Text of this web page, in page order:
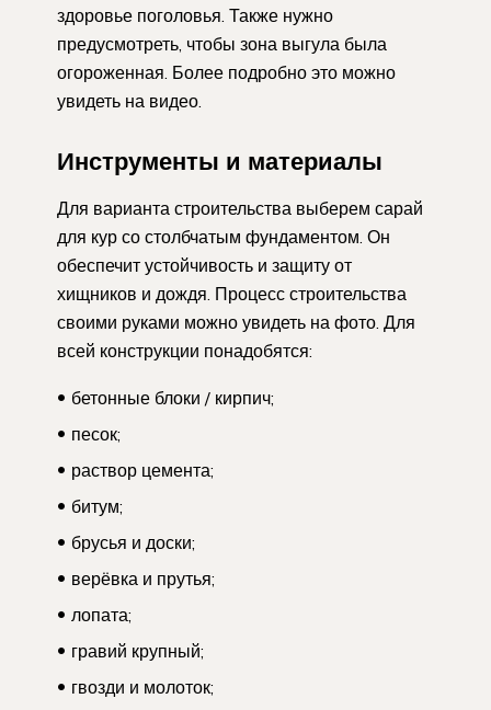
здоровье поголовья. Также нужно
предусмотреть, чтобы зона выгула была
огороженная. Более подробно это можно
увидеть на видео.
Инструменты и материалы
Для варианта строительства выберем сарай
для кур со столбчатым фундаментом. Он
обеспечит устойчивость и защиту от
хищников и дождя. Процесс строительства
своими руками можно увидеть на фото. Для
всей конструкции понадобятся:
бетонные блоки / кирпич;
песок;
раствор цемента;
битум;
брусья и доски;
верёвка и прутья;
лопата;
гравий крупный;
гвозди и молоток;